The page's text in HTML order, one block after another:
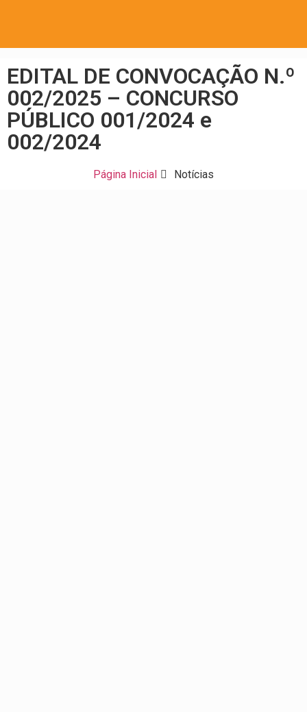
EDITAL DE CONVOCAÇÃO N.º
002/2025 – CONCURSO
PÚBLICO 001/2024 e
002/2024
Página Inicial Notícias